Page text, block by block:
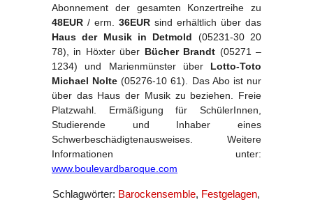
Abonnement der gesamten Konzertreihe zu
48EUR / erm. 36EUR sind erhältlich über das
Haus der Musik in Detmold (05231-30 20
78), in Höxter über Bücher Brandt (05271 –
1234) und Marienmünster über Lotto-Toto
Michael Nolte (05276-10 61). Das Abo ist nur
über das Haus der Musik zu beziehen. Freie
Platzwahl. Ermäßigung für SchülerInnen,
Studierende und Inhaber eines
Schwerbeschädigtenausweises. Weitere
Informationen unter:
www.boulevardbaroque.com
Schlagwörter: Barockensemble, Festgelagen,